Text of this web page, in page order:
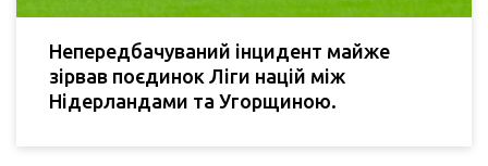
Непередбачуваний інцидент майже
зірвав поєдинок Ліги націй між
Нідерландами та Угорщиною.